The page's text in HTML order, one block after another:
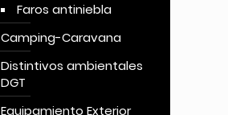
Faros antiniebla
Camping-Caravana
Distintivos ambientales
DGT
Equipamiento Exterior